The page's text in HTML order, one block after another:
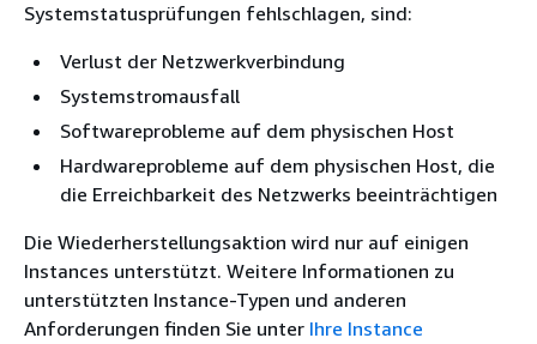
Systemstatusprüfungen fehlschlagen, sind:
Verlust der Netzwerkverbindung
Systemstromausfall
Softwareprobleme auf dem physischen Host
Hardwareprobleme auf dem physischen Host, die
die Erreichbarkeit des Netzwerks beeinträchtigen
Die Wiederherstellungsaktion wird nur auf einigen
Instances unterstützt. Weitere Informationen zu
unterstützten Instance-Typen und anderen
Anforderungen finden Sie unter Ihre Instance